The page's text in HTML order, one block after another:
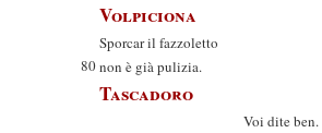
Volpiciona
Sporcar il fazzoletto
80non è già pulizia.
Tascadoro
Voi dite ben.